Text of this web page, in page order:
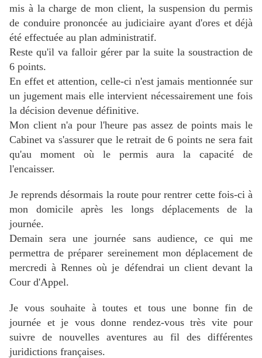
mis à la charge de mon client, la suspension du permis
de conduire prononcée au judiciaire ayant d'ores et déjà
été effectuée au plan administratif.
Reste qu'il va falloir gérer par la suite la soustraction de
6 points.
En effet et attention, celle-ci n'est jamais mentionnée sur
un jugement mais elle intervient nécessairement une fois
la décision devenue définitive.
Mon client n'a pour l'heure pas assez de points mais le
Cabinet va s'assurer que le retrait de 6 points ne sera fait
qu'au moment où le permis aura la capacité de
l'encaisser.
Je reprends désormais la route pour rentrer cette fois-ci à
mon domicile après les longs déplacements de la
journée.
Demain sera une journée sans audience, ce qui me
permettra de préparer sereinement mon déplacement de
mercredi à Rennes où je défendrai un client devant la
Cour d'Appel.
Je vous souhaite à toutes et tous une bonne fin de
journée et je vous donne rendez-vous très vite pour
suivre de nouvelles aventures au fil des différentes
juridictions françaises.